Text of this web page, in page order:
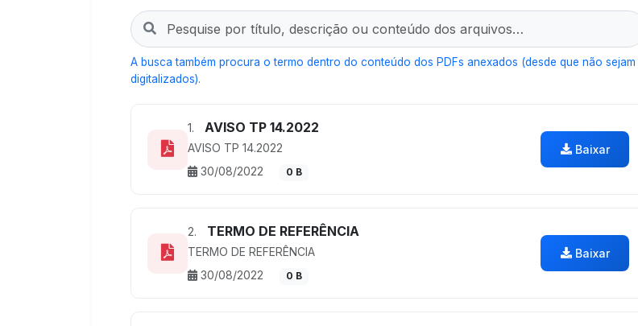
A busca também procura o termo dentro do conteúdo dos PDFs anexados (desde que não sejam
digitalizados).
1. AVISO TP 14.2022
AVISO TP 14.2022
30/08/2022
0 B
Baixar
2. TERMO DE REFERÊNCIA
TERMO DE REFERÊNCIA
30/08/2022
0 B
Baixar